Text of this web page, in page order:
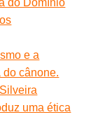
e a
do cânone.
uma ética